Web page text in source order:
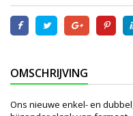
OMSCHRIJVING
Ons nieuwe enkel- en